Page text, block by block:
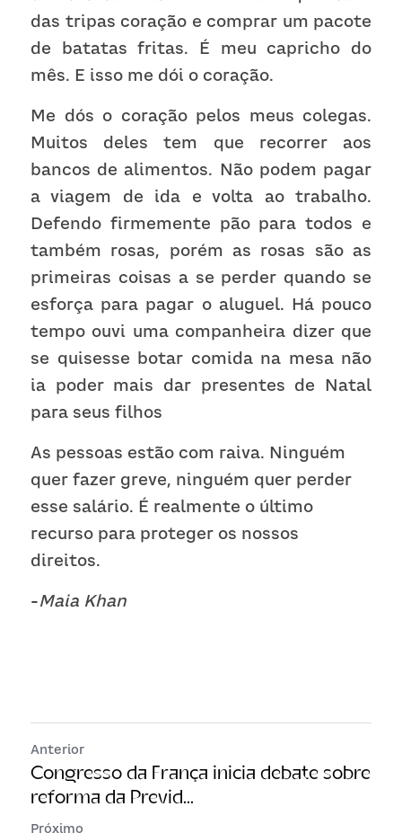
das tripas coração e comprar um pacote
de batatas fritas. É meu capricho do
mês. E isso me dói o coração.
Me dós o coração pelos meus colegas.
Muitos deles tem que recorrer aos
bancos de alimentos. Não podem pagar
a viagem de ida e volta ao trabalho.
Defendo firmemente pão para todos e
também rosas, porém as rosas são as
primeiras coisas a se perder quando se
esforça para pagar o aluguel. Há pouco
tempo ouvi uma companheira dizer que
se quisesse botar comida na mesa não
ia poder mais dar presentes de Natal
para seus filhos
As pessoas estão com raiva. Ninguém
quer fazer greve, ninguém quer perder
esse salário. É realmente o último
recurso para proteger os nossos
direitos.
-Maia Khan
Anterior
Congresso da França inicia debate sobre
reforma da Previd...
Próximo